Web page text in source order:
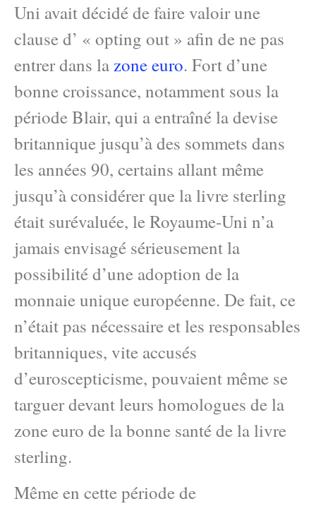
Uni avait décidé de faire valoir une
clause d’ « opting out » afin de ne pas
entrer dans lazone euro. Fort d’une
bonne croissance, notamment sous la
période Blair, qui a entraîné la devise
britannique jusqu’à des sommets dans
les années 90, certains allant même
jusqu’à considérer que la livre sterling
était surévaluée, le Royaume-Uni n’a
jamais envisagé sérieusement la
possibilité d’une adoption de la
monnaie unique européenne. De fait, ce
n’était pas nécessaire et les responsables
britanniques, vite accusés
d’euroscepticisme, pouvaient même se
targuer devant leurs homologues de la
zone euro de la bonne santé de la livre
sterling.
Même en cette période de